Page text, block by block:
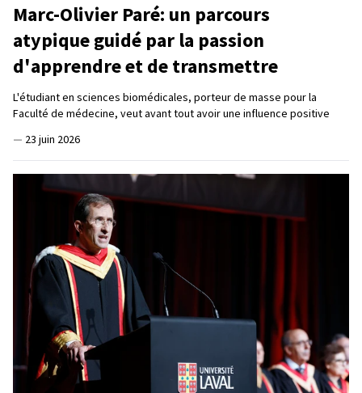
Marc-Olivier Paré: un parcours
atypique guidé par la passion
d'apprendre et de transmettre
L'étudiant en sciences biomédicales, porteur de masse pour la
Faculté de médecine, veut avant tout avoir une influence positive
— 23 juin 2026